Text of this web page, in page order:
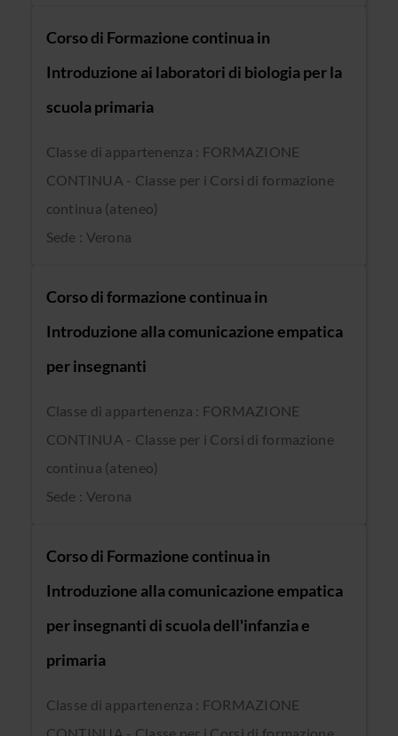
Corso di Formazione continua in
Introduzione ai laboratori di biologia per la
scuola primaria
Classe di appartenenza : FORMAZIONE
CONTINUA - Classe per i Corsi di formazione
continua (ateneo)
Sede : Verona
Corso di formazione continua in
Introduzione alla comunicazione empatica
per insegnanti
Classe di appartenenza : FORMAZIONE
CONTINUA - Classe per i Corsi di formazione
continua (ateneo)
Sede : Verona
Corso di Formazione continua in
Introduzione alla comunicazione empatica
per insegnanti di scuola dell'infanzia e
primaria
Classe di appartenenza : FORMAZIONE